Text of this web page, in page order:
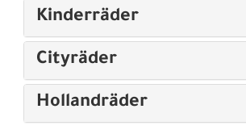
Kinderräder
Cityräder
Hollandräder